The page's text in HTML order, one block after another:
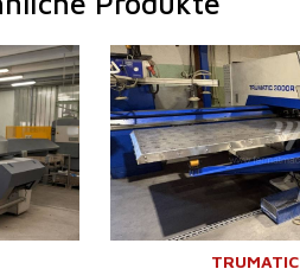
Baujahr:
Arbeitsflaeche
Presskraft
X Weg
Y Weg
Max. Blechdicke
Werkzeugmagazin
Positionenanzahl im
Werkzeugwechsler
Kontrollsystem